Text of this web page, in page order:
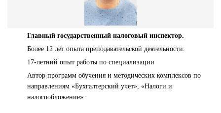
Главный государственный налоговый инспектор.
Более 12 лет опыта преподавательской деятельности.
17-летний опыт работы по специализации
Автор программ обучения и методических комплексов по
направлениям «Бухгалтерский учет», «Налоги и
налогообложение».